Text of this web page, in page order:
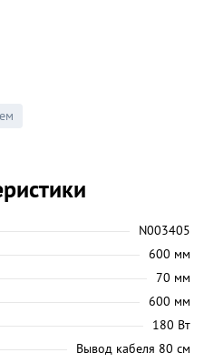
N003405
600 мм
70 мм
600 мм
180 Вт
Вывод кабеля 80 см